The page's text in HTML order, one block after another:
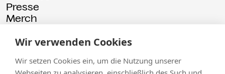
Presse
Merch
© 2026 Kammgarn Impressum Datenschutz
Wir verwenden Cookies
Wir setzen Cookies ein, um die Nutzung unserer